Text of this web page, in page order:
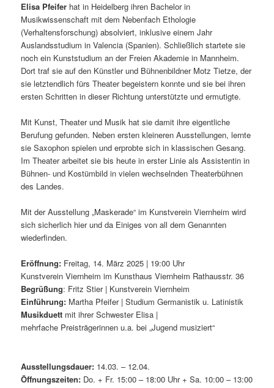
Elisa Pfeifer hat in Heidelberg ihren Bachelor in
Musikwissenschaft mit dem Nebenfach Ethologie
(Verhaltensforschung) absolviert, inklusive einem Jahr
Auslandsstudium in Valencia (Spanien). Schließlich startete sie
noch ein Kunststudium an der Freien Akademie in Mannheim.
Dort traf sie auf den Künstler und Bühnenbildner Motz Tietze, der
sie letztendlich fürs Theater begeistern konnte und sie bei ihren
ersten Schritten in dieser Richtung unterstützte und ermutigte.
Mit Kunst, Theater und Musik hat sie damit ihre eigentliche
Berufung gefunden. Neben ersten kleineren Ausstellungen, lernte
sie Saxophon spielen und erprobte sich in klassischen Gesang.
Im Theater arbeitet sie bis heute in erster Linie als Assistentin in
Bühnen- und Kostümbild in vielen wechselnden Theaterbühnen
des Landes.
Mit der Ausstellung „Maskerade“ im Kunstverein Viernheim wird
sich sicherlich hier und da Einiges von all dem Genannten
wiederfinden.
Eröffnung: Freitag, 14. März 2025 | 19:00 Uhr
Kunstverein Viernheim im Kunsthaus Viernheim Rathausstr. 36
Begrüßung: Fritz Stier | Kunstverein Viernheim
Einführung: Martha Pfeifer | Studium Germanistik u. Latinistik
Musikduett mit ihrer Schwester Elisa |
mehrfache Preisträgerinnen u.a. bei „Jugend musiziert“
Ausstellungsdauer: 14.03. – 12.04.
Öffnungszeiten: Do. + Fr. 15:00 – 18:00 Uhr + Sa. 10:00 – 13:00